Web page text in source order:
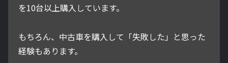
を10台以上購入しています。
もちろん、中古車を購入して「失敗した」と思った
経験もあります。